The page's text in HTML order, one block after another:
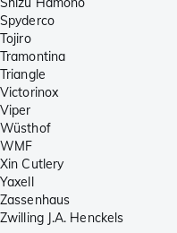
Spyderco
Tojiro
Tramontina
Triangle
Victorinox
Viper
Wüsthof
WMF
Xin Cutlery
Yaxell
Zassenhaus
Zwilling J.A. Henckels